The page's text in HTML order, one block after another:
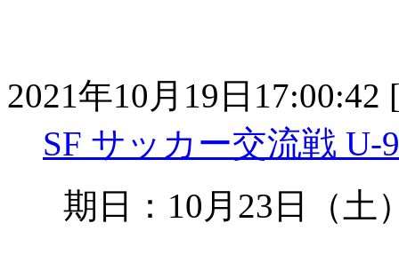
2021年10月19日17:00:42
SF サッカー交流戦 U-
期日：10月23日（